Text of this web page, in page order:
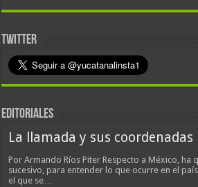
TWITTER
EDITORIALES
La llamada y sus coordenadas
Por Armando Ríos Piter Respecto a México, ha
sucesivo, para entender lo que ocurre en el
el que se…